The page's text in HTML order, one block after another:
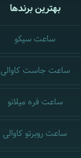
بهترین برندها
ساعت سیکو
ساعت جاست کاوالی
ساعت فره میلانو
ساعت روبرتو کاوالی